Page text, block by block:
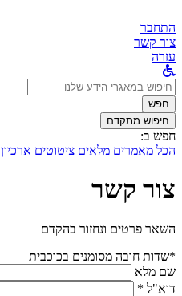
התחבר
צור קשר
עזרה
לחפש
ב:חפש
חיפוש מתקדם
חפש ב:
הכל מאמרים מלאים ציטוטים ארכיון
צור קשר
השאר פרטים ונחזור בהקדם
*שדות חובה מסומנים בכוכבית
שם מלא
דוא"ל *